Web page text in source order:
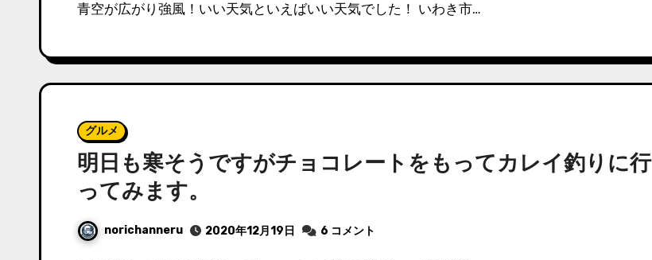
青空が広がり強風！いい天気といえばいい天気でした！ いわき市…
グルメ
明日も寒そうですがチョコレートをもってカレイ釣りに行
ってみます。
norichanneru 2020年12月19日 6 コメント